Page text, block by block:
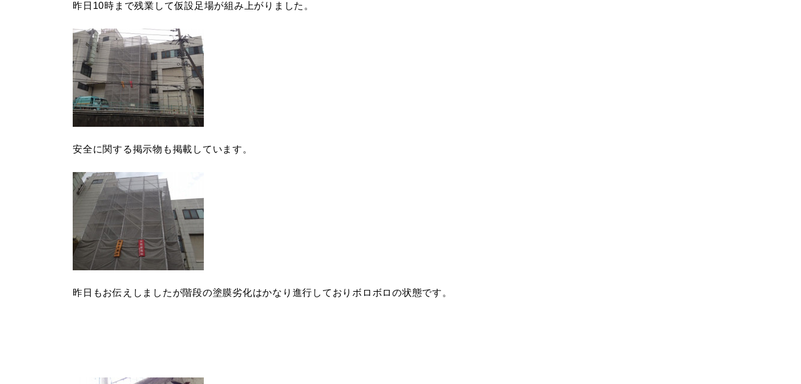
昨日10時まで残業して仮設足場が組み上がりました。
安全に関する掲示物も掲載しています。
昨日もお伝えしましたが階段の塗膜劣化はかなり進行しておりボロボロの状態です。